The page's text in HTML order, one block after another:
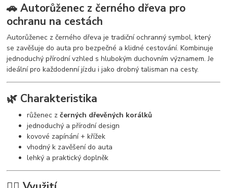
🚗 Autorůženec z černého dřeva pro
ochranu na cestách
Autorůženec z černého dřeva je tradiční ochranný symbol, který
se zavěšuje do auta pro bezpečné a klidné cestování. Kombinuje
jednoduchý přírodní vzhled s hlubokým duchovním významem. Je
ideální pro každodenní jízdu i jako drobný talisman na cesty.
🌿 Charakteristika
růženec zčerných dřevěných korálků
jednoduchý a přírodní design
kovové zapínání + křížek
vhodný k zavěšení do auta
lehký a praktický doplněk